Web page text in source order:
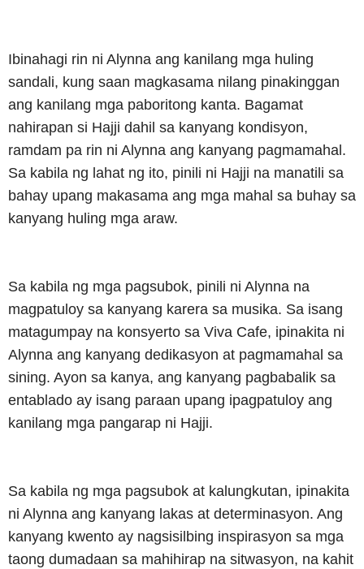
Ibinahagi rin ni Alynna ang kanilang mga huling
sandali, kung saan magkasama nilang pinakinggan
ang kanilang mga paboritong kanta. Bagamat
nahirapan si Hajji dahil sa kanyang kondisyon,
ramdam pa rin ni Alynna ang kanyang pagmamahal.
Sa kabila ng lahat ng ito, pinili ni Hajji na manatili sa
bahay upang makasama ang mga mahal sa buhay sa
kanyang huling mga araw.
Sa kabila ng mga pagsubok, pinili ni Alynna na
magpatuloy sa kanyang karera sa musika. Sa isang
matagumpay na konsyerto sa Viva Cafe, ipinakita ni
Alynna ang kanyang dedikasyon at pagmamahal sa
sining. Ayon sa kanya, ang kanyang pagbabalik sa
entablado ay isang paraan upang ipagpatuloy ang
kanilang mga pangarap ni Hajji.
Sa kabila ng mga pagsubok at kalungkutan, ipinakita
ni Alynna ang kanyang lakas at determinasyon. Ang
kanyang kwento ay nagsisilbing inspirasyon sa mga
taong dumadaan sa mahihirap na sitwasyon, na kahit